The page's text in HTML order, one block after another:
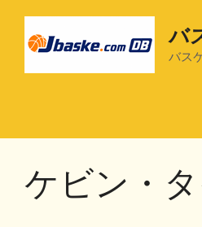
バ
バス
ケビン・